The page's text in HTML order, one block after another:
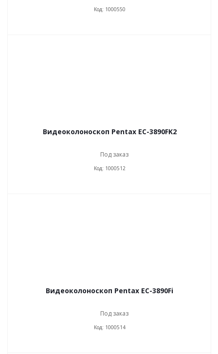
Код: 1000550
Видеоколоноскоп Pentax EC-3890FK2
Под заказ
Код: 1000512
Видеоколоноскоп Pentax EC-3890Fi
Под заказ
Код: 1000514